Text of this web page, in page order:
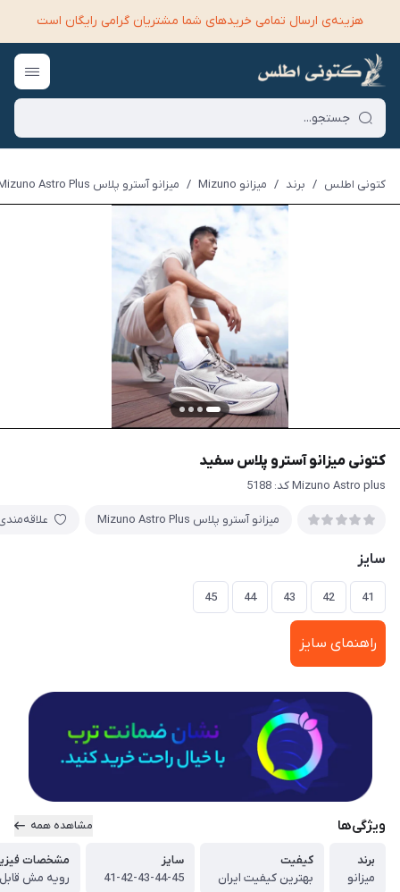
هزینه‌ی ارسال تمامی خرید‌های شما مشتریان گرامی رایگان است
کتونی اطلس / برند / میزانو Mizuno / میزانو آسترو پلاس Mizuno Astro Plus
کتونی میزانو آسترو پلاس سفید
Mizuno Astro plus کد: 5188
میزانو آسترو پلاس Mizuno Astro Plus
سایز
41
42
43
44
45
راهنمای سایز
ویژگی‌ها مشاهده همه
برند
میزانو
کیفیت
بهترین کیفیت ایران
سایز
41-42-43-44-45
مشخصات
رویه مش